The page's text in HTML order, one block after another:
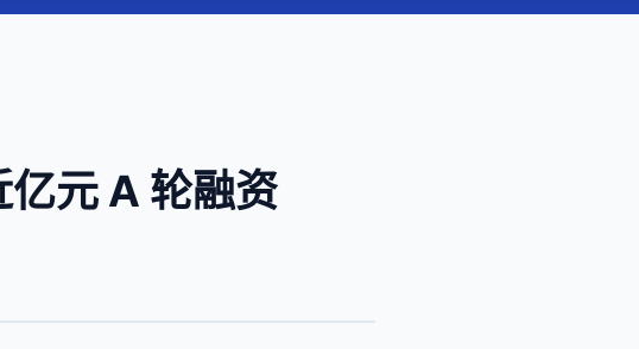
元 A 轮融资